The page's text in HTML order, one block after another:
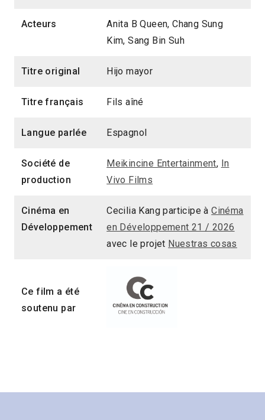
Acteurs
Anita B Queen, Chang Sung
Kim, Sang Bin Suh
Titre original Hijo mayor
Titre français Fils aîné
Langue parlée Espagnol
Société de
production
Meikincine Entertainment, In
Vivo Films
Cinéma en
Développement
Cecilia Kang participe àCinéma
en Développement 21 / 2026
avec le projet Nuestras cosas
Ce film a été
soutenu par